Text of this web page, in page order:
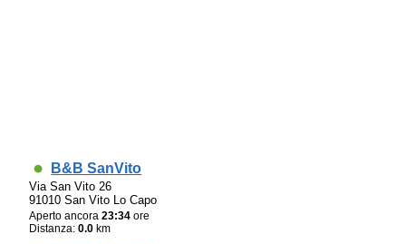
B&B SanVito
Via San Vito 26
91010 San Vito Lo Capo
Aperto ancora23:34 ore
Distanza:0.0 km